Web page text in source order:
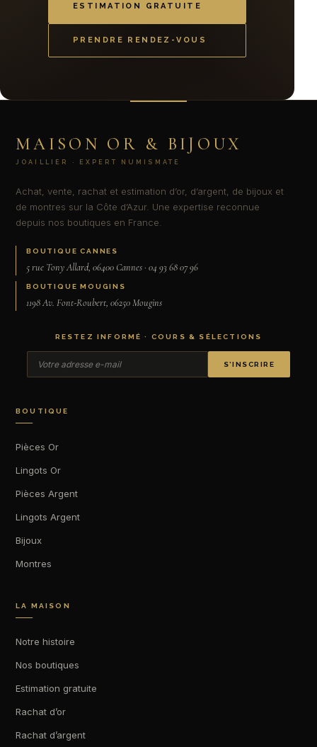
ESTIMATION GRATUITE
PRENDRE RENDEZ-VOUS
MAISON OR & BIJOUX
JOAILLIER · EXPERT NUMISMATE
Achat, vente, rachat et estimation d’or, d’argent, de bijoux et
de montres sur la Côte d’Azur. Une expertise reconnue
depuis nos boutiques en France.
BOUTIQUE CANNES
5 rue Tony Allard, 06400 Cannes · 04 93 68 07 96
BOUTIQUE MOUGINS
1198 Av. Font-Roubert, 06250 Mougins
RESTEZ INFORMÉ · COURS & SÉLECTIONS
S’INSCRIRE
BOUTIQUE
Pièces Or
Lingots Or
Pièces Argent
Lingots Argent
Bijoux
Montres
LA MAISON
Notre histoire
Nos boutiques
Estimation gratuite
Rachat d’or
Rachat d’argent